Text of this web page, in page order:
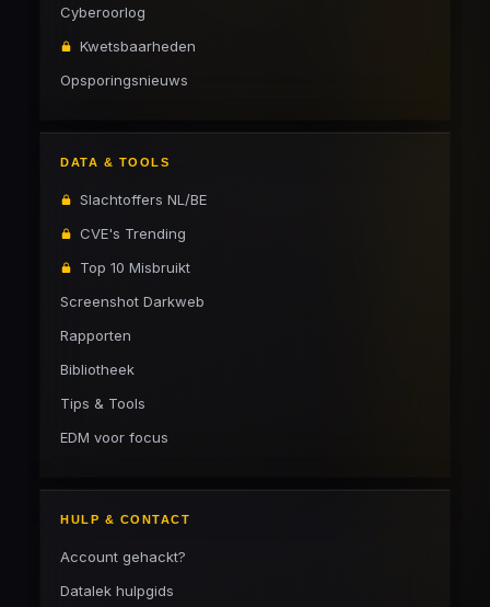
Cyberoorlog
Kwetsbaarheden
Opsporingsnieuws
DATA & TOOLS
Slachtoffers NL/BE
CVE's Trending
Top 10 Misbruikt
Screenshot Darkweb
Rapporten
Bibliotheek
Tips & Tools
EDM voor focus
HULP & CONTACT
Account gehackt?
Datalek hulpgids